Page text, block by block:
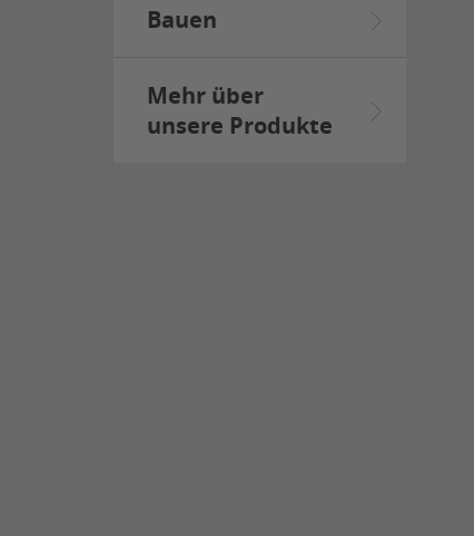
Bauen
Mehr über
unsere Produkte